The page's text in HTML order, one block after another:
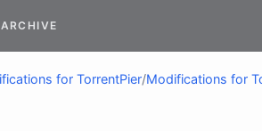
ARCHIVE
for TorrentPier/Modifications for